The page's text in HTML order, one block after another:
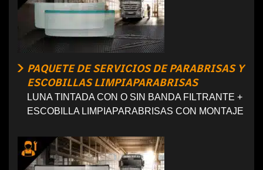
PAQUETE DE SERVICIOS DE PARABRISAS Y
ESCOBILLAS LIMPIAPARABRISAS
LUNA TINTADA CON O SIN BANDA FILTRANTE +
ESCOBILLA LIMPIAPARABRISAS CON MONTAJE